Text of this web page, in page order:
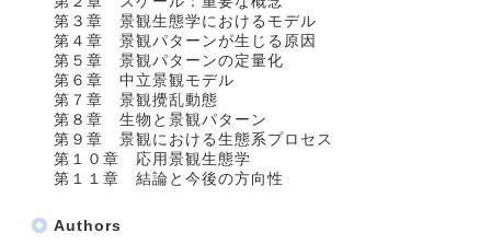
第３章 景観生態学におけるモデル
第４章 景観パターンが生じる原因
第５章 景観パターンの定量化
第６章 中立景観モデル
第７章 景観攪乱動態
第８章 生物と景観パターン
第９章 景観における生態系プロセス
第１０章 応用景観生態学
第１１章 結論と今後の方向性
Authors